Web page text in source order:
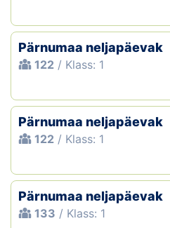
Pärnumaa neljapäevak
122 / Klass: 1
Pärnumaa neljapäevak
122 / Klass: 1
Pärnumaa neljapäevak
133 / Klass: 1